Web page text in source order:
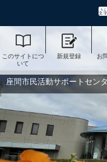
このサイトにつ
いて
新規登録 お
座間市民活動サポートセン